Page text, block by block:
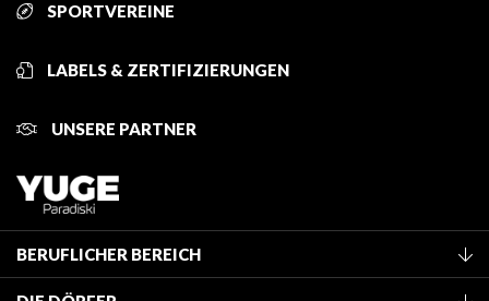
SPORTVEREINE
LABELS & ZERTIFIZIERUNGEN
UNSERE PARTNER
BERUFLICHER BEREICH
Mitglied des Fremdenverkehrsamtes werden